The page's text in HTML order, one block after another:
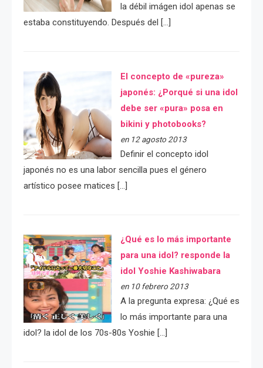
la débil imágen idol apenas se
estaba constituyendo. Después del […]
El concepto de «pureza»
japonés: ¿Porqué si una idol
debe ser «pura» posa en
bikini y photobooks?
en 12 agosto 2013
Definir el concepto idol
japonés no es una labor sencilla pues el género
artístico posee matices […]
¿Qué es lo más importante
para una idol? responde la
idol Yoshie Kashiwabara
en 10 febrero 2013
A la pregunta expresa: ¿Qué es
lo más importante para una
idol? la idol de los 70s-80s Yoshie […]